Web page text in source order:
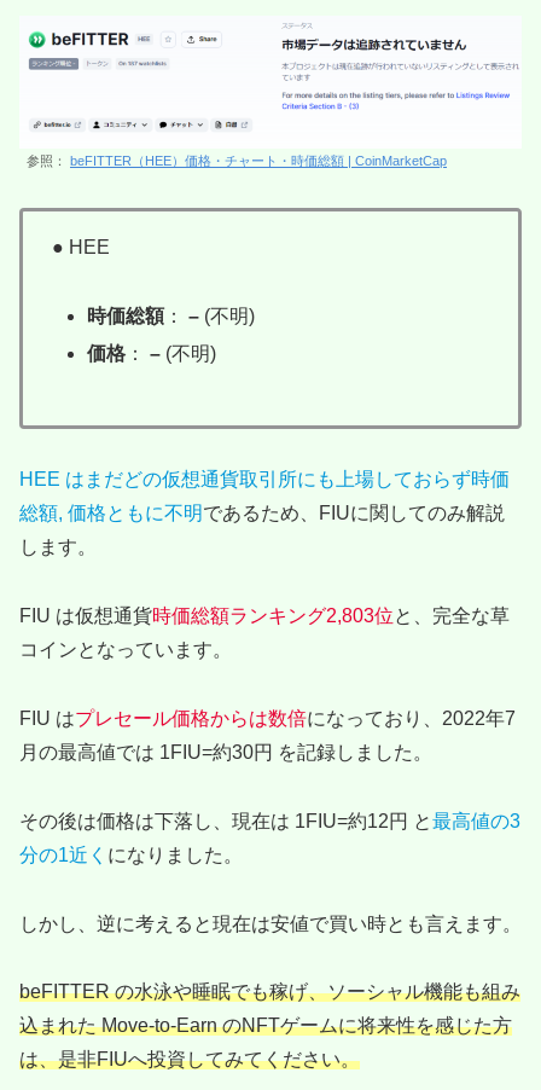
参照： beFITTER（HEE）価格・チャート・時価総額 | CoinMarketCap
● HEE
時価総額：– (不明)
価格 ：– (不明)
HEE はまだどの仮想通貨取引所にも上場しておらず時価
総額, 価格ともに不明であるため、FIUに関してのみ解説
します。
FIU は仮想通貨時価総額ランキング2,803位と、完全な草
コインとなっています。
FIU はプレセール価格からは数倍になっており、2022年7
月の最高値では 1FIU=約30円 を記録しました。
その後は価格は下落し、現在は 1FIU=約12円 と最高値の3
分の1近く になりました。
しかし、逆に考えると現在は安値で買い時とも言えます。
beFITTER の水泳や睡眠でも稼げ、ソーシャル機能も組み
込まれた Move-to-Earn のNFTゲームに将来性を感じた方
は、是非FIUへ投資してみてください。